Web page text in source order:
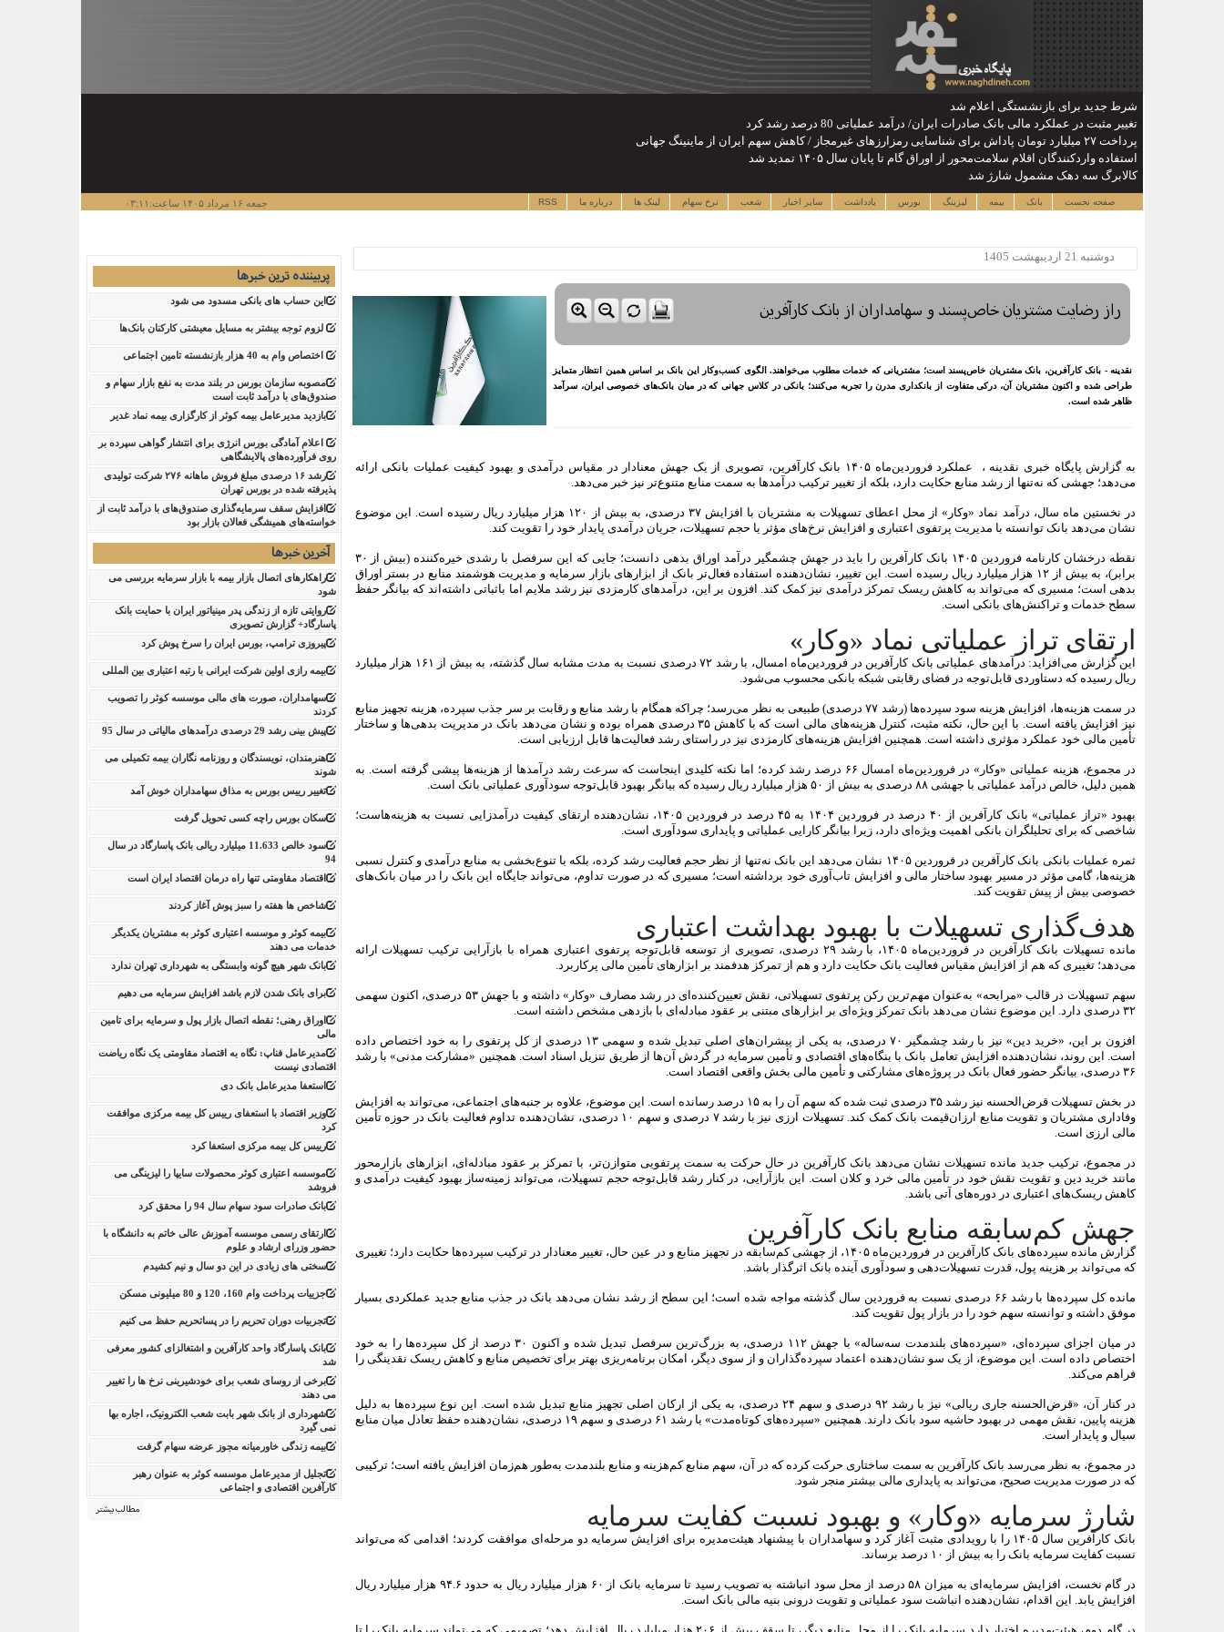
شرط جدید برای بازنشستگی اعلام شد
تغییر مثبت در عملکرد مالی بانک صادرات ایران/ درآمد عملیاتی 80 درصد رشد کرد
پرداخت ۲۷ میلیارد تومان پاداش برای شناسایی رمزارزهای غیرمجاز / کاهش سهم ایران از ماینینگ جهانی
استفاده واردکنندگان اقلام سلامت‌محور از اوراق گام تا پایان سال ۱۴۰۵ تمدید شد
کالابرگ سه دهک مشمول شارژ شد
جمعه ۱۶ مرداد ۱۴۰۵ ساعت:۰۳:۱۱ صفحه نخست بانک بیمه لیزینگ بورس یادداشت سایر اخبار شعب نرخ سهام لینک ها درباره ما RSS
پربیننده ترین خبرها
این حساب های بانکی مسدود می شود
لزوم توجه بیشتر به مسایل معیشتی کارکنان بانک‌ها
اختصاص وام به 40 هزار بازنشسته تامین اجتماعی
مصوبه سازمان بورس در بلند مدت به نفع بازار سهام و
صندوق‌های با درآمد ثابت است
بازدید مدیرعامل بیمه کوثر از کارگزاری بیمه نماد غدیر
اعلام آمادگی بورس انرژی برای انتشار گواهی سپرده بر
روی فرآورده‌های پالایشگاهی ‌
رشد ۱۶ درصدی مبلغ فروش ماهانه ۲۷۶ شرکت تولیدی
پذیرفته شده در بورس تهران
افزایش سقف سرمایه‌گذاری صندوق‌های با درآمد ثابت از
خواسته‌های همیشگی فعالان بازار بود
آخرین خبرها
راهکارهای اتصال بازار بیمه با بازار سرمایه بررسی می
شود
روایتی تازه از زندگی پدر مینیاتور ایران با حمایت بانک
پاسارگاد+ گزارش تصویری
پیروزی ترامپ، بورس ایران را سرخ پوش کرد
بیمه رازی اولین شرکت ایرانی با رتبه اعتباری بین المللی
سهامداران، صورت های مالی موسسه کوثر را تصویب
کردند
پیش بینی رشد 29 درصدی درآمدهای مالیاتی در سال 95
هنرمندان، نویسندگان و روزنامه نگاران بیمه تکمیلی می
شوند
تغییر رییس بورس به مذاق سهامداران خوش آمد
سکان بورس راچه کسی تحویل گرفت
سود خالص 11.633 میلیارد ریالی بانک پاسارگاد در سال
94
اقتصاد مقاومتی تنها راه درمان اقتصاد ایران است
شاخص ها هفته را سبز پوش آغاز کردند
بیمه کوثر و موسسه اعتباری کوثر به مشتریان یکدیگر
خدمات می دهند
بانک شهر هیچ گونه وابستگی به شهرداری تهران ندارد
برای بانک شدن لازم باشد افزایش سرمایه می دهیم
اوراق رهنی؛ نقطه اتصال بازار پول و سرمایه برای تامین
مالی
مدیرعامل فناپ: نگاه به اقتصاد مقاومتی یک نگاه ریاضت
اقتصادی نیست
استعفا مدیرعامل بانک دی
وزیر اقتصاد با استعفای رییس کل بیمه مرکزی موافقت
کرد
رییس کل بیمه مرکزی استعفا کرد
موسسه اعتباری کوثر محصولات سایپا را لیزینگی می
فروشد
بانک صادرات سود سهام سال 94 را محقق کرد
ارتقای رسمی موسسه آموزش عالی خاتم به دانشگاه با
حضور وزرای ارشاد و علوم
سختی های زیادی در این دو سال و نیم کشیدم
جزییات پرداخت وام 160، 120 و 80 میلیونی مسکن
تجربیات دوران تحریم را در پساتحریم حفظ می کنیم
بانک پاسارگاد واحد کارآفرین و اشتغالزای کشور معرفی
شد
برخی از روسای شعب برای خودشیرینی نرخ ها را تغییر
می دهند
شهرداری از بانک شهر بابت شعب الکترونیک، اجاره بها
نمی گیرد
بیمه زندگی خاورمیانه مجوز عرضه سهام گرفت
تجلیل از مدیرعامل موسسه کوثر به عنوان رهبر
کارآفرین اقتصادی و اجتماعی
مطالب بیشتر
دوشنبه 21 ارديبهشت 1405
راز رضایت مشتریان خاص‌پسند و سهامداران از بانک کارآفرین
نقدینه - بانک کارآفرین، بانک مشتریان خاص‌پسند است؛ مشتریانی که خدمات مطلوب می‌خواهند. الگوی کسب‌وکار این بانک بر اساس همین انتظار متمایز
طراحی شده و اکنون مشتریان آن، درکی متفاوت از بانکداری مدرن را تجربه می‌کنند؛ بانکی در کلاس جهانی که در میان بانک‌های خصوصی ایران، سرآمد
ظاهر شده است.
به گزارش پایگاه خبری نقدینه ، عملکرد فروردین‌ماه ۱۴۰۵ بانک کارآفرین، تصویری از یک جهش معنادار در مقیاس درآمدی و بهبود کیفیت عملیات بانکی ارائه
می‌دهد؛ جهشی که نه‌تنها از رشد منابع حکایت دارد، بلکه از تغییر ترکیب درآمدها به سمت منابع متنوع‌تر نیز خبر می‌دهد.
در نخستین ماه سال، درآمد نماد «وکار» از محل اعطای تسهیلات به مشتریان با افزایش ۳۷ درصدی، به بیش از ۱۲۰ هزار میلیارد ریال رسیده است. این موضوع
نشان می‌دهد بانک توانسته با مدیریت پرتفوی اعتباری و افزایش نرخ‌های مؤثر یا حجم تسهیلات، جریان درآمدی پایدار خود را تقویت کند.
نقطه درخشان کارنامه فروردین ۱۴۰۵ بانک کارآفرین را باید در جهش چشمگیر درآمد اوراق بدهی دانست؛ جایی که این سرفصل با رشدی خیره‌کننده (بیش از ۳۰
برابر)، به بیش از ۱۲ هزار میلیارد ریال رسیده است. این تغییر، نشان‌دهنده استفاده فعال‌تر بانک از ابزارهای بازار سرمایه و مدیریت هوشمند منابع در بستر اوراق
بدهی است؛ مسیری که می‌تواند به کاهش ریسک تمرکز درآمدی نیز کمک کند. افزون بر این، درآمدهای کارمزدی نیز رشد ملایم اما باثباتی داشته‌اند که بیانگر حفظ
سطح خدمات و تراکنش‌های بانکی است.
ارتقای تراز عملیاتی نماد «وکار »
این گزارش می‌افزاید: درآمدهای عملیاتی بانک کارآفرین در فروردین‌ماه امسال، با رشد ۷۲ درصدی نسبت به مدت مشابه سال گذشته، به بیش از ۱۶۱ هزار میلیارد
ریال رسیده که دستاوردی قابل‌توجه در فضای رقابتی شبکه بانکی محسوب می‌شود.
در سمت هزینه‌ها، افزایش هزینه سود سپرده‌ها (رشد ۷۷ درصدی) طبیعی به نظر می‌رسد؛ چراکه همگام با رشد منابع و رقابت بر سر جذب سپرده، هزینه تجهیز منابع
نیز افزایش یافته است. با این حال، نکته مثبت، کنترل هزینه‌های مالی است که با کاهش ۳۵ درصدی همراه بوده و نشان می‌دهد بانک در مدیریت بدهی‌ها و ساختار
تأمین مالی خود عملکرد مؤثری داشته است. همچنین افزایش هزینه‌های کارمزدی نیز در راستای رشد فعالیت‌ها قابل ارزیابی است.
در مجموع، هزینه عملیاتی «وکار» در فروردین‌ماه امسال ۶۶ درصد رشد کرده؛ اما نکته کلیدی اینجاست که سرعت رشد درآمدها از هزینه‌ها پیشی گرفته است. به
همین دلیل، خالص درآمد عملیاتی با جهشی ۸۸ درصدی به بیش از ۵۰ هزار میلیارد ریال رسیده که بیانگر بهبود قابل‌توجه سودآوری عملیاتی بانک است.
بهبود «تراز عملیاتی» بانک کارآفرین از ۴۰ درصد در فروردین ۱۴۰۴ به ۴۵ درصد در فروردین ۱۴۰۵، نشان‌دهنده ارتقای کیفیت درآمدزایی نسبت به هزینه‌هاست؛
شاخصی که برای تحلیلگران بانکی اهمیت ویژه‌ای دارد، زیرا بیانگر کارایی عملیاتی و پایداری سودآوری است.
ثمره عملیات بانکی بانک کارآفرین در فروردین ۱۴۰۵ نشان می‌دهد این بانک نه‌تنها از نظر حجم فعالیت رشد کرده، بلکه با تنوع‌بخشی به منابع درآمدی و کنترل نسبی
هزینه‌ها، گامی مؤثر در مسیر بهبود ساختار مالی و افزایش تاب‌آوری خود برداشته است؛ مسیری که در صورت تداوم، می‌تواند جایگاه این بانک را در میان بانک‌های
خصوصی بیش از پیش تقویت کند.
هدف‌گذاری تسهیلات با بهبود بهداشت اعتباری
مانده تسهیلات بانک کارآفرین در فروردین‌ماه ۱۴۰۵، با رشد ۲۹ درصدی، تصویری از توسعه قابل‌توجه پرتفوی اعتباری همراه با بازآرایی ترکیب تسهیلات ارائه
می‌دهد؛ تغییری که هم از افزایش مقیاس فعالیت بانک حکایت دارد و هم از تمرکز هدفمند بر ابزارهای تأمین مالی پرکاربرد.
سهم تسهیلات در قالب «مرابحه» به‌عنوان مهم‌ترین رکن پرتفوی تسهیلاتی، نقش تعیین‌کننده‌ای در رشد مصارف «وکار» داشته و با جهش ۵۳ درصدی، اکنون سهمی
۳۲ درصدی دارد. این موضوع نشان می‌دهد بانک تمرکز ویژه‌ای بر ابزارهای مبتنی بر عقود مبادله‌ای با بازدهی مشخص داشته است.
افزون بر این، «خرید دین» نیز با رشد چشمگیر ۷۰ درصدی، به یکی از پیشران‌های اصلی تبدیل شده و سهمی ۱۳ درصدی از کل پرتفوی را به خود اختصاص داده
است. این روند، نشان‌دهنده افزایش تعامل بانک با بنگاه‌های اقتصادی و تأمین سرمایه در گردش آن‌ها از طریق تنزیل اسناد است. همچنین «مشارکت مدنی» با رشد
۳۶ درصدی، بیانگر حضور فعال بانک در پروژه‌های مشارکتی و تأمین مالی بخش واقعی اقتصاد است.
در بخش تسهیلات قرض‌الحسنه نیز رشد ۳۵ درصدی ثبت شده که سهم آن را به ۱۵ درصد رسانده است. این موضوع، علاوه بر جنبه‌های اجتماعی، می‌تواند به افزایش
وفاداری مشتریان و تقویت منابع ارزان‌قیمت بانک کمک کند. تسهیلات ارزی نیز با رشد ۷ درصدی و سهم ۱۰ درصدی، نشان‌دهنده تداوم فعالیت بانک در حوزه تأمین
مالی ارزی است.
در مجموع، ترکیب جدید مانده تسهیلات نشان می‌دهد بانک کارآفرین در حال حرکت به سمت پرتفویی متوازن‌تر، با تمرکز بر عقود مبادله‌ای، ابزارهای بازارمحور
مانند خرید دین و تقویت نقش خود در تأمین مالی خرد و کلان است. این بازآرایی، در کنار رشد قابل‌توجه حجم تسهیلات، می‌تواند زمینه‌ساز بهبود کیفیت درآمدی و
کاهش ریسک‌های اعتباری در دوره‌های آتی باشد.
جهش کم‌سابقه منابع بانک کارآفرین
گزارش مانده سپرده‌های بانک کارآفرین در فروردین‌ماه ۱۴۰۵، از جهشی کم‌سابقه در تجهیز منابع و در عین حال، تغییر معنادار در ترکیب سپرده‌ها حکایت دارد؛ تغییری
که می‌تواند بر هزینه پول، قدرت تسهیلات‌دهی و سودآوری آینده بانک اثرگذار باشد.
مانده کل سپرده‌ها با رشد ۶۶ درصدی نسبت به فروردین سال گذشته مواجه شده است؛ این سطح از رشد نشان می‌دهد بانک در جذب منابع جدید عملکردی بسیار
موفق داشته و توانسته سهم خود را در بازار پول تقویت کند.
در میان اجزای سپرده‌ای، «سپرده‌های بلندمدت سه‌ساله» با جهش ۱۱۲ درصدی، به بزرگ‌ترین سرفصل تبدیل شده و اکنون ۳۰ درصد از کل سپرده‌ها را به خود
اختصاص داده است. این موضوع، از یک سو نشان‌دهنده اعتماد سپرده‌گذاران و از سوی دیگر، امکان برنامه‌ریزی بهتر برای تخصیص منابع و کاهش ریسک نقدینگی را
فراهم می‌کند.
در کنار آن، «قرض‌الحسنه جاری ریالی» نیز با رشد ۹۲ درصدی و سهم ۲۴ درصدی، به یکی از ارکان اصلی تجهیز منابع تبدیل شده است. این نوع سپرده‌ها به دلیل
هزینه پایین، نقش مهمی در بهبود حاشیه سود بانک دارند. همچنین «سپرده‌های کوتاه‌مدت» با رشد ۶۱ درصدی و سهم ۱۹ درصدی، نشان‌دهنده حفظ تعادل میان منابع
سیال و پایدار است.
در مجموع، به نظر می‌رسد بانک کارآفرین به سمت ساختاری حرکت کرده که در آن، سهم منابع کم‌هزینه و منابع بلندمدت به‌طور هم‌زمان افزایش یافته است؛ ترکیبی
که در صورت مدیریت صحیح، می‌تواند به پایداری مالی بیشتر منجر شود.
شارژ سرمایه «وکار» و بهبود نسبت کفایت سرمایه
بانک کارآفرین سال ۱۴۰۵ را با رویدادی مثبت آغاز کرد و سهامداران با پیشنهاد هیئت‌مدیره برای افزایش سرمایه دو مرحله‌ای موافقت کردند؛ اقدامی که می‌تواند
نسبت کفایت سرمایه بانک را به بیش از ۱۰ درصد برساند.
در گام نخست، افزایش سرمایه‌ای به میزان ۵۸ درصد از محل سود انباشته به تصویب رسید تا سرمایه بانک از ۶۰ هزار میلیارد ریال به حدود ۹۴.۶ هزار میلیارد ریال
افزایش یابد. این اقدام، نشان‌دهنده انباشت سود عملیاتی و تقویت درونی بنیه مالی بانک است.